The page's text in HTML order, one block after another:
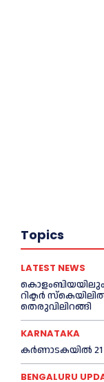
Topics
LATEST NEWS
റിക്ടര്‍
തെരുവിലിറങ്ങി
KARNATAKA
കർണാടകയിൽ
BENGALURU